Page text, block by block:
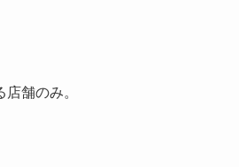
舗のみ。